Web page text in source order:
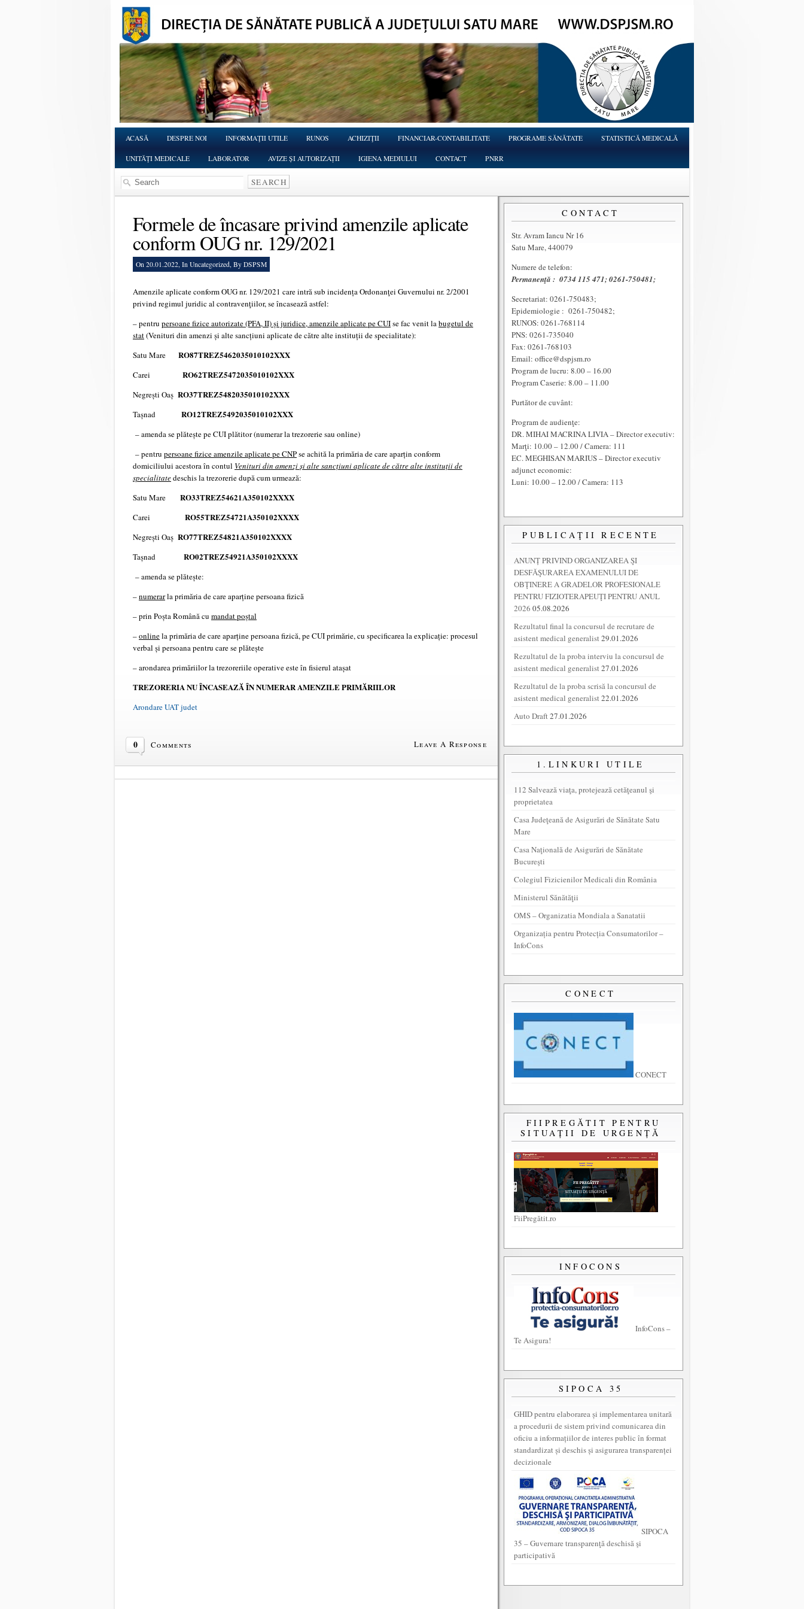
ACASĂ DESPRE NOI INFORMAŢII UTILE RUNOS ACHIZIŢII FINANCIAR-CONTABILITATE PROGRAME SĂNĂTATE STATISTICĂ MEDICALĂ
UNITĂŢI MEDICALE LABORATOR AVIZE ȘI AUTORIZAȚII IGIENA MEDIULUI CONTACT PNRR
Formele de încasare privind amenzile aplicate
conform OUG nr. 129/2021
On 20.01.2022, In Uncategorized, By DSPSM
Amenzile aplicate conform OUG nr. 129/2021 care intră sub incidența Ordonanţei Guvernului nr. 2/2001
privind regimul juridic al contravenţiilor, se încasează astfel:
– pentru persoane fizice autorizate (PFA, II) și juridice, amenzile aplicate pe CUIse fac venit labugetul de
stat(Venituri din amenzi și alte sancțiuni aplicate de către alte instituții de specialitate):
Satu Mare RO87TREZ5462035010102XXX
Carei RO62TREZ5472035010102XXX
Negrești Oaș RO37TREZ5482035010102XXX
Tașnad RO12TREZ5492035010102XXX
– amenda se plătește pe CUI plătitor (numerar la trezorerie sau online)
– pentru persoane fizice amenzile aplicate pe CNPse achită la primăria de care aparțin conform
domiciliului acestora în contul Venituri din amenzi și alte sancțiuni aplicate de către alte instituții de
specialitatedeschis la trezorerie după cum urmează:
Satu Mare RO33TREZ54621A350102XXXX
Carei RO55TREZ54721A350102XXXX
Negrești Oaș RO77TREZ54821A350102XXXX
Tașnad RO02TREZ54921A350102XXXX
– amenda se plătește:
–numerarla primăria de care aparține persoana fizică
– prin Poșta Română cu mandat poștal
–onlinela primăria de care aparține persoana fizică, pe CUI primărie, cu specificarea la explicație: procesul
verbal și persoana pentru care se plătește
– arondarea primăriilor la trezoreriile operative este în fisierul atașat
TREZORERIA NU ÎNCASEAZĂ ÎN NUMERAR AMENZILE PRIMĂRIILOR
Arondare UAT judet
0 Comments Leave A Response
CONTACT
Str. Avram Iancu Nr 16
Satu Mare, 440079
Numere de telefon:
Permanenţă : 0734 115 471; 0261-750481;
Secretariat: 0261-750483;
Epidemiologie : 0261-750482;
RUNOS: 0261-768114
PNS: 0261-735040
Fax: 0261-768103
Email: office@dspjsm.ro
Program de lucru: 8.00 – 16.00
Program Caserie: 8.00 – 11.00
Purtător de cuvânt:
Program de audienţe:
DR. MIHAI MACRINA LIVIA – Director executiv:
Marţi: 10.00 – 12.00 / Camera: 111
EC. MEGHISAN MARIUS – Director executiv
adjunct economic:
Luni: 10.00 – 12.00 / Camera: 113
PUBLICAŢII RECENTE
ANUNȚ PRIVIND ORGANIZAREA ŞI
DESFĂŞURAREA EXAMENULUI DE
OBŢINERE A GRADELOR PROFESIONALE
PENTRU FIZIOTERAPEUŢI PENTRU ANUL
2026 05.08.2026
Rezultatul final la concursul de recrutare de
asistent medical generalist29.01.2026
Rezultatul de la proba interviu la concursul de
asistent medical generalist27.01.2026
Rezultatul de la proba scrisă la concursul de
asistent medical generalist22.01.2026
Auto Draft27.01.2026
1.LINKURI UTILE
112 Salvează viaţa, protejează cetăţeanul şi
proprietatea
Casa Judeţeană de Asigurări de Sănătate Satu
Mare
Casa Naţională de Asigurări de Sănătate
Bucureşti
Colegiul Fizicienilor Medicali din România
Ministerul Sănătăţii
OMS – Organizatia Mondiala a Sanatatii
Organizația pentru Protecția Consumatorilor –
InfoCons
CONECT
CONECT
FIIPREGĂTIT PENTRU
SITUAȚII DE URGENȚĂ
FiiPregătit.ro
INFOCONS
InfoCons –
Te Asigura!
SIPOCA 35
GHID pentru elaborarea și implementarea unitară
a procedurii de sistem privind comunicarea din
oficiu a informațiilor de interes public în format
standardizat și deschis și asigurarea transparenței
decizionale
SIPOCA
35 – Guvernare transparenţă deschisă şi
participativă